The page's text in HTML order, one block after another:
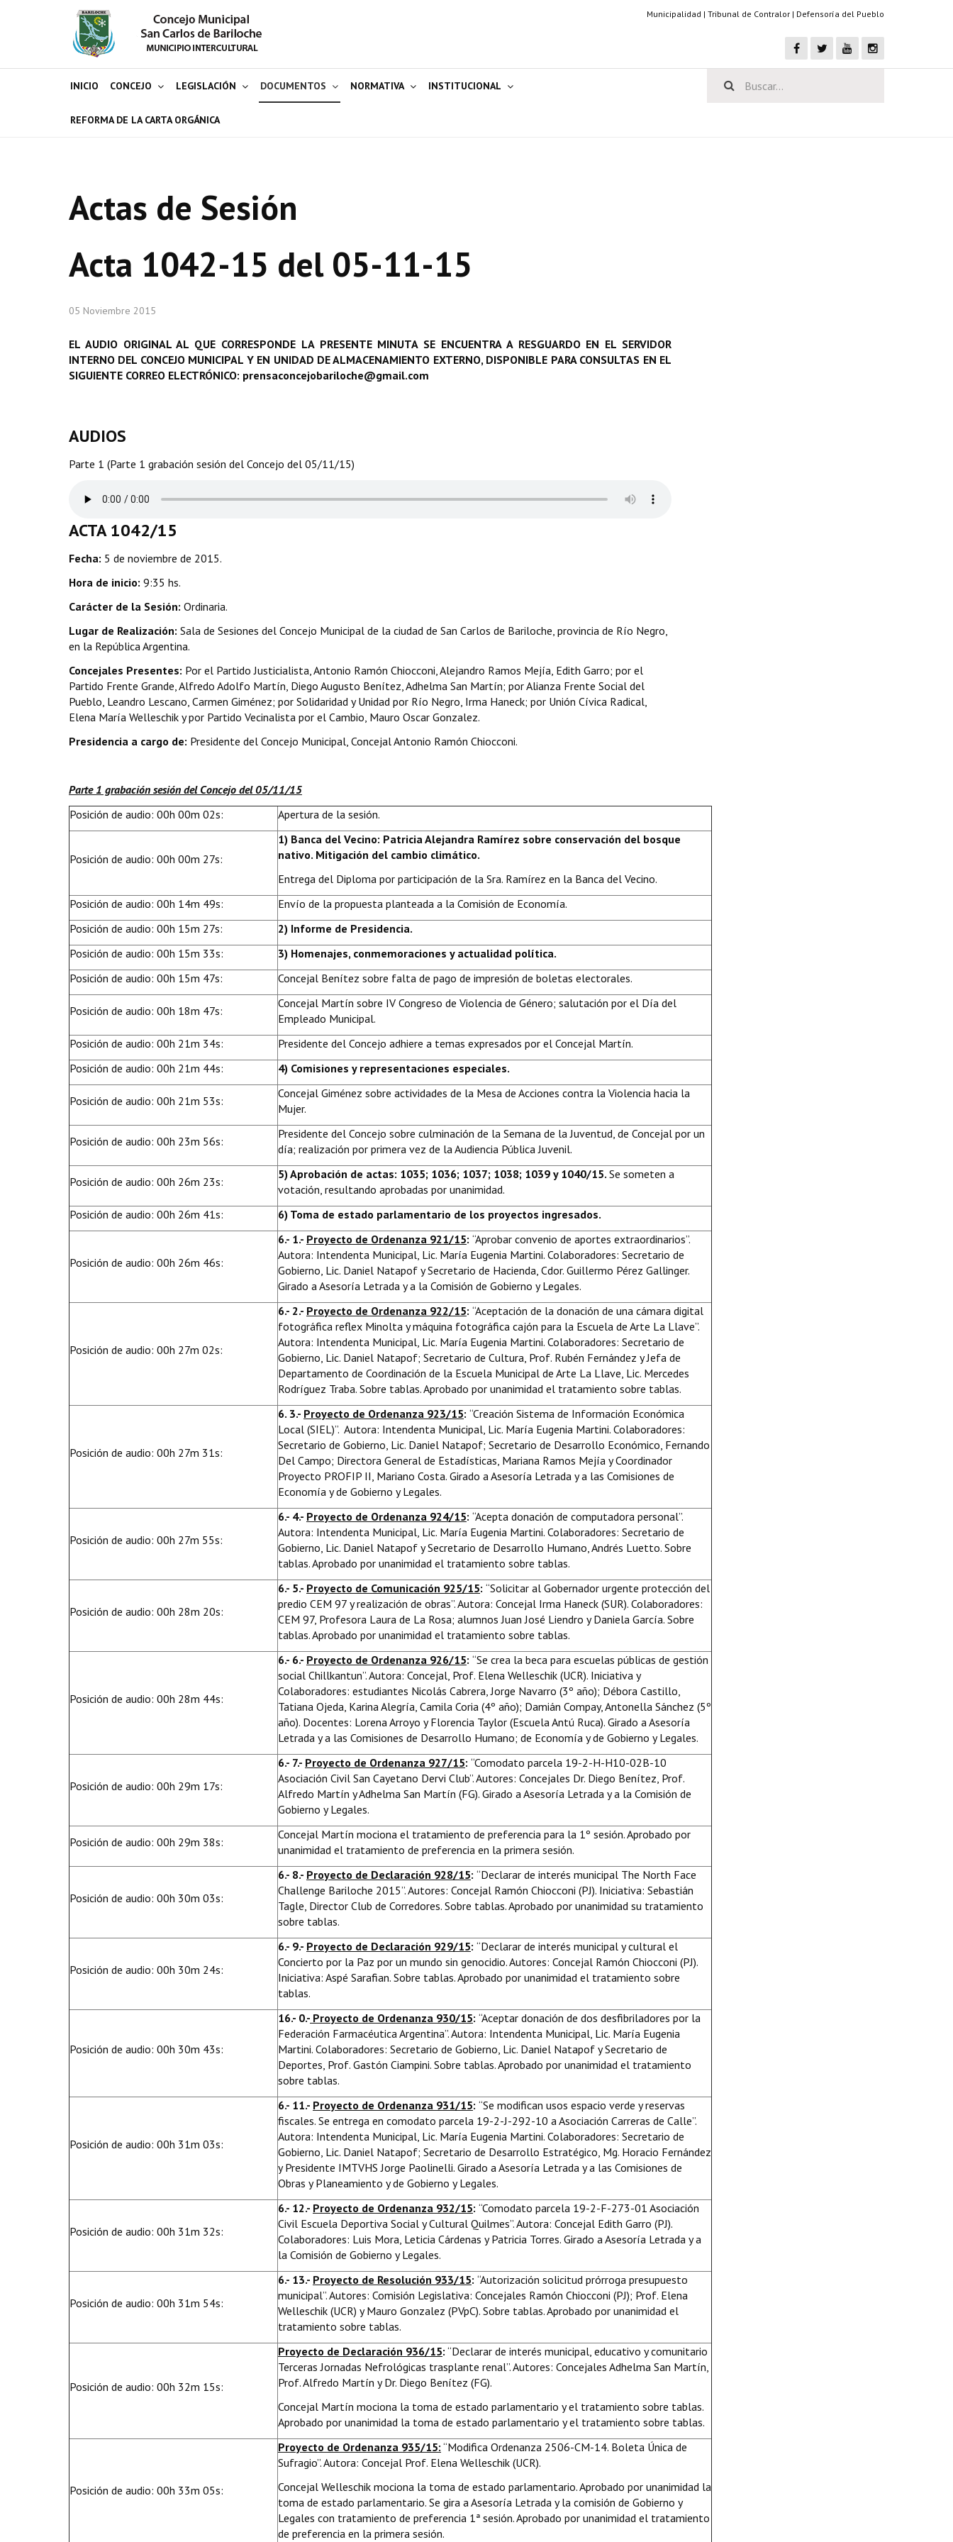
Municipalidad | Tribunal de Contralor | Defensoría del Pueblo
INICIO CONCEJO LEGISLACIÓN DOCUMENTOS NORMATIVA INSTITUCIONAL
REFORMA DE LA CARTA ORGÁNICA
Actas de Sesión
Acta 1042-15 del 05-11-15
05 Noviembre 2015
EL AUDIO ORIGINAL AL QUE CORRESPONDE LA PRESENTE MINUTA SE ENCUENTRA A RESGUARDO EN EL SERVIDOR
INTERNO DEL CONCEJO MUNICIPAL Y EN UNIDAD DE ALMACENAMIENTO EXTERNO, DISPONIBLE PARA CONSULTAS EN EL
SIGUIENTE CORREO ELECTRÓNICO: prensaconcejobariloche@gmail.com
AUDIOS
Parte 1 (Parte 1 grabación sesión del Concejo del 05/11/15)
ACTA 1042/15
Fecha: 5 de noviembre de 2015.
Hora de inicio: 9:35 hs.
Carácter de la Sesión: Ordinaria.
Lugar de Realización: Sala de Sesiones del Concejo Municipal de la ciudad de San Carlos de Bariloche, provincia de Río Negro,
en la República Argentina.
Concejales Presentes: Por el Partido Justicialista, Antonio Ramón Chiocconi, Alejandro Ramos Mejía, Edith Garro; por el
Partido Frente Grande, Alfredo Adolfo Martín, Diego Augusto Benítez, Adhelma San Martín; por Alianza Frente Social del
Pueblo, Leandro Lescano, Carmen Giménez; por Solidaridad y Unidad por Río Negro, Irma Haneck; por Unión Cívica Radical,
Elena María Welleschik y por Partido Vecinalista por el Cambio, Mauro Oscar Gonzalez.
Presidencia a cargo de: Presidente del Concejo Municipal, Concejal Antonio Ramón Chiocconi.
Parte 1 grabación sesión del Concejo del 05/11/15
Posición de audio: 00h 00m 02s:
Apertura de la sesión.
Posición de audio: 00h 00m 27s:
1) Banca del Vecino: Patricia Alejandra Ramírez sobre conservación del bosque
nativo. Mitigación del cambio climático.
Entrega del Diploma por participación de la Sra. Ramírez en la Banca del Vecino.
Posición de audio: 00h 14m 49s:
Envío de la propuesta planteada a la Comisión de Economía.
Posición de audio: 00h 15m 27s:
2) Informe de Presidencia.
Posición de audio: 00h 15m 33s:
3) Homenajes, conmemoraciones y actualidad política.
Posición de audio: 00h 15m 47s:
Concejal Benítez sobre falta de pago de impresión de boletas electorales.
Posición de audio: 00h 18m 47s:
Concejal Martín sobre IV Congreso de Violencia de Género; salutación por el Día del
Empleado Municipal.
Posición de audio: 00h 21m 34s:
Presidente del Concejo adhiere a temas expresados por el Concejal Martín.
Posición de audio: 00h 21m 44s:
4) Comisiones y representaciones especiales.
Posición de audio: 00h 21m 53s:
Concejal Giménez sobre actividades de la Mesa de Acciones contra la Violencia hacia la
Mujer.
Posición de audio: 00h 23m 56s:
Presidente del Concejo sobre culminación de la Semana de la Juventud, de Concejal por un
día; realización por primera vez de la Audiencia Pública Juvenil.
Posición de audio: 00h 26m 23s:
5) Aprobación de actas: 1035; 1036; 1037; 1038; 1039 y 1040/15. Se someten a
votación, resultando aprobadas por unanimidad.
Posición de audio: 00h 26m 41s:
6) Toma de estado parlamentario de los proyectos ingresados.
Posición de audio: 00h 26m 46s:
6.- 1.- Proyecto de Ordenanza 921/15: “Aprobar convenio de aportes extraordinarios”.
Autora: Intendenta Municipal, Lic. María Eugenia Martini. Colaboradores: Secretario de
Gobierno, Lic. Daniel Natapof y Secretario de Hacienda, Cdor. Guillermo Pérez Gallinger.
Girado a Asesoría Letrada y a la Comisión de Gobierno y Legales.
Posición de audio: 00h 27m 02s:
6.- 2.- Proyecto de Ordenanza 922/15: “Aceptación de la donación de una cámara digital
fotográfica reflex Minolta y máquina fotográfica cajón para la Escuela de Arte La Llave”.
Autora: Intendenta Municipal, Lic. María Eugenia Martini. Colaboradores: Secretario de
Gobierno, Lic. Daniel Natapof; Secretario de Cultura, Prof. Rubén Fernández y Jefa de
Departamento de Coordinación de la Escuela Municipal de Arte La Llave, Lic. Mercedes
Rodríguez Traba. Sobre tablas. Aprobado por unanimidad el tratamiento sobre tablas.
Posición de audio: 00h 27m 31s:
6. 3.- Proyecto de Ordenanza 923/15: “Creación Sistema de Información Económica
Local (SIEL)”. Autora: Intendenta Municipal, Lic. María Eugenia Martini. Colaboradores:
Secretario de Gobierno, Lic. Daniel Natapof; Secretario de Desarrollo Económico, Fernando
Del Campo; Directora General de Estadísticas, Mariana Ramos Mejía y Coordinador
Proyecto PROFIP II, Mariano Costa. Girado a Asesoría Letrada y a las Comisiones de
Economía y de Gobierno y Legales.
Posición de audio: 00h 27m 55s:
6.- 4.- Proyecto de Ordenanza 924/15: “Acepta donación de computadora personal”.
Autora: Intendenta Municipal, Lic. María Eugenia Martini. Colaboradores: Secretario de
Gobierno, Lic. Daniel Natapof y Secretario de Desarrollo Humano, Andrés Luetto. Sobre
tablas. Aprobado por unanimidad el tratamiento sobre tablas.
Posición de audio: 00h 28m 20s:
6.- 5.- Proyecto de Comunicación 925/15: “Solicitar al Gobernador urgente protección del
predio CEM 97 y realización de obras”. Autora: Concejal Irma Haneck (SUR). Colaboradores:
CEM 97, Profesora Laura de La Rosa; alumnos Juan José Liendro y Daniela García. Sobre
tablas. Aprobado por unanimidad el tratamiento sobre tablas.
Posición de audio: 00h 28m 44s:
6.- 6.- Proyecto de Ordenanza 926/15: “Se crea la beca para escuelas públicas de gestión
social Chillkantun”. Autora: Concejal, Prof. Elena Welleschik (UCR). Iniciativa y
Colaboradores: estudiantes Nicolás Cabrera, Jorge Navarro (3º año); Débora Castillo,
Tatiana Ojeda, Karina Alegría, Camila Coria (4º año); Damián Compay, Antonella Sánchez (5º
año). Docentes: Lorena Arroyo y Florencia Taylor (Escuela Antú Ruca). Girado a Asesoría
Letrada y a las Comisiones de Desarrollo Humano; de Economía y de Gobierno y Legales.
Posición de audio: 00h 29m 17s:
6.- 7.- Proyecto de Ordenanza 927/15: “Comodato parcela 19-2-H-H10-02B-10
Asociación Civil San Cayetano Dervi Club”. Autores: Concejales Dr. Diego Benítez, Prof.
Alfredo Martín y Adhelma San Martín (FG). Girado a Asesoría Letrada y a la Comisión de
Gobierno y Legales.
Posición de audio: 00h 29m 38s:
Concejal Martín mociona el tratamiento de preferencia para la 1º sesión. Aprobado por
unanimidad el tratamiento de preferencia en la primera sesión.
Posición de audio: 00h 30m 03s:
6.- 8.- Proyecto de Declaración 928/15: “Declarar de interés municipal The North Face
Challenge Bariloche 2015”. Autores: Concejal Ramón Chiocconi (PJ). Iniciativa: Sebastián
Tagle, Director Club de Corredores. Sobre tablas. Aprobado por unanimidad su tratamiento
sobre tablas.
Posición de audio: 00h 30m 24s:
6.- 9.- Proyecto de Declaración 929/15: “Declarar de interés municipal y cultural el
Concierto por la Paz por un mundo sin genocidio. Autores: Concejal Ramón Chiocconi (PJ).
Iniciativa: Aspé Sarafian. Sobre tablas. Aprobado por unanimidad el tratamiento sobre
tablas.
Posición de audio: 00h 30m 43s:
16.- 0.- Proyecto de Ordenanza 930/15: “Aceptar donación de dos desfibriladores por la
Federación Farmacéutica Argentina”. Autora: Intendenta Municipal, Lic. María Eugenia
Martini. Colaboradores: Secretario de Gobierno, Lic. Daniel Natapof y Secretario de
Deportes, Prof. Gastón Ciampini. Sobre tablas. Aprobado por unanimidad el tratamiento
sobre tablas.
Posición de audio: 00h 31m 03s:
6.- 11.- Proyecto de Ordenanza 931/15: “Se modifican usos espacio verde y reservas
fiscales. Se entrega en comodato parcela 19-2-J-292-10 a Asociación Carreras de Calle”.
Autora: Intendenta Municipal, Lic. María Eugenia Martini. Colaboradores: Secretario de
Gobierno, Lic. Daniel Natapof; Secretario de Desarrollo Estratégico, Mg. Horacio Fernández
y Presidente IMTVHS Jorge Paolinelli. Girado a Asesoría Letrada y a las Comisiones de
Obras y Planeamiento y de Gobierno y Legales.
Posición de audio: 00h 31m 32s:
6.- 12.- Proyecto de Ordenanza 932/15: “Comodato parcela 19-2-F-273-01 Asociación
Civil Escuela Deportiva Social y Cultural Quilmes”. Autora: Concejal Edith Garro (PJ).
Colaboradores: Luis Mora, Leticia Cárdenas y Patricia Torres. Girado a Asesoría Letrada y a
la Comisión de Gobierno y Legales.
Posición de audio: 00h 31m 54s:
6.- 13.- Proyecto de Resolución 933/15: “Autorización solicitud prórroga presupuesto
municipal”. Autores: Comisión Legislativa: Concejales Ramón Chiocconi (PJ); Prof. Elena
Welleschik (UCR) y Mauro Gonzalez (PVpC). Sobre tablas. Aprobado por unanimidad el
tratamiento sobre tablas.
Posición de audio: 00h 32m 15s:
Proyecto de Declaración 936/15: “Declarar de interés municipal, educativo y comunitario
Terceras Jornadas Nefrológicas trasplante renal”. Autores: Concejales Adhelma San Martín,
Prof. Alfredo Martín y Dr. Diego Benítez (FG).
Concejal Martín mociona la toma de estado parlamentario y el tratamiento sobre tablas.
Aprobado por unanimidad la toma de estado parlamentario y el tratamiento sobre tablas.
Posición de audio: 00h 33m 05s:
Proyecto de Ordenanza 935/15: “Modifica Ordenanza 2506-CM-14. Boleta Única de
Sufragio”. Autora: Concejal Prof. Elena Welleschik (UCR).
Concejal Welleschik mociona la toma de estado parlamentario. Aprobado por unanimidad la
toma de estado parlamentario. Se gira a Asesoría Letrada y la comisión de Gobierno y
Legales con tratamiento de preferencia 1ª sesión. Aprobado por unanimidad el tratamiento
de preferencia en la primera sesión.